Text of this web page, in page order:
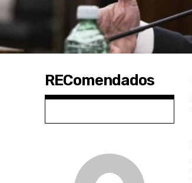
REComendados